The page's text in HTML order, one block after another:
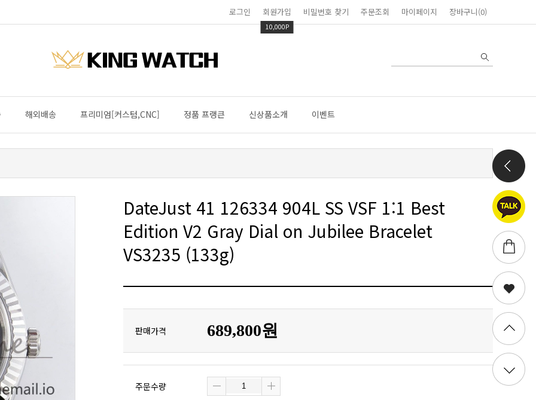
로그인 회원가입
10,000P
비밀번호 찾기 주문조회 마이페이지 장바구니(0)
해외배송 프리미엄[커스텀,CNC] 정품 프랭큰 신상품소개 이벤트
VS3235 (133g)
판매가격 689,800원
주문수량